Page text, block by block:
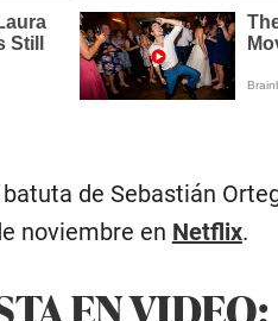
de Sebastián
noviembre en Netflix.
EN VIDEO: